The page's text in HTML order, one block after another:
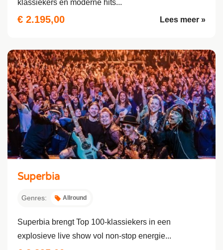
klassiekers en moderne hits...
€ 2.195,00 Lees meer »
Superbia
Genres: Allround
Superbia brengt Top 100-klassiekers in een
explosieve live show vol non-stop energie...